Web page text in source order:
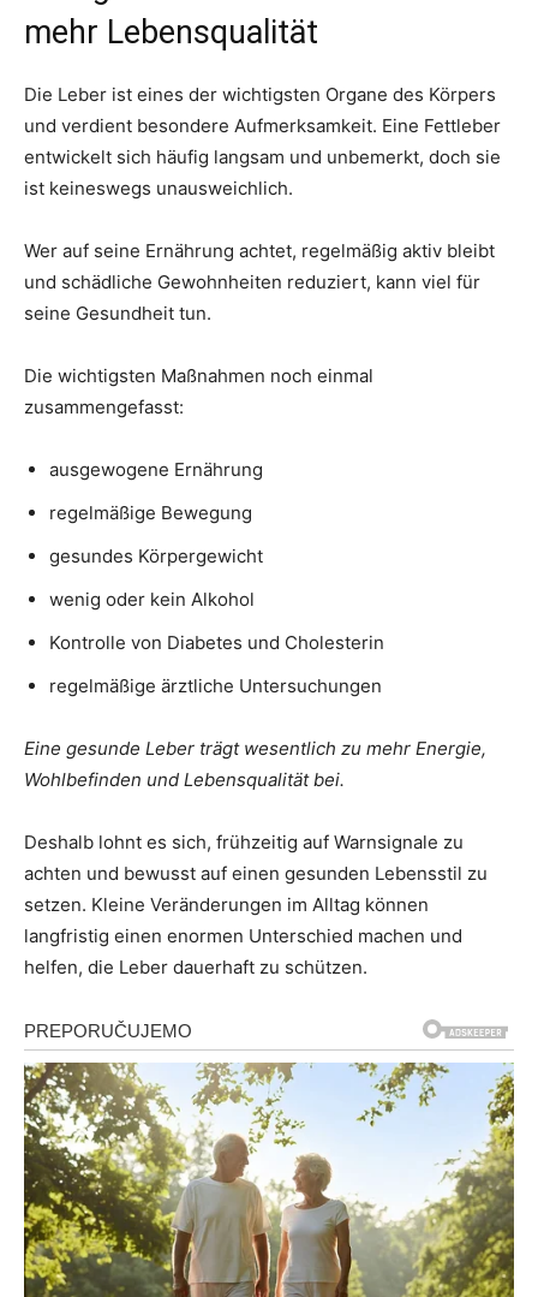
mehr Lebensqualität
Die Leber ist eines der wichtigsten Organe des Körpers
und verdient besondere Aufmerksamkeit. Eine Fettleber
entwickelt sich häufig langsam und unbemerkt, doch sie
ist keineswegs unausweichlich.
Wer auf seine Ernährung achtet, regelmäßig aktiv bleibt
und schädliche Gewohnheiten reduziert, kann viel für
seine Gesundheit tun.
Die wichtigsten Maßnahmen noch einmal
zusammengefasst:
ausgewogene Ernährung
regelmäßige Bewegung
gesundes Körpergewicht
wenig oder kein Alkohol
Kontrolle von Diabetes und Cholesterin
regelmäßige ärztliche Untersuchungen
Eine gesunde Leber trägt wesentlich zu mehr Energie,
Wohlbefinden und Lebensqualität bei.
Deshalb lohnt es sich, frühzeitig auf Warnsignale zu
achten und bewusst auf einen gesunden Lebensstil zu
setzen. Kleine Veränderungen im Alltag können
langfristig einen enormen Unterschied machen und
helfen, die Leber dauerhaft zu schützen.